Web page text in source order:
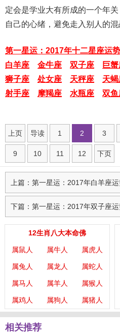
定会是学业大有所成的一个年
自己的心绪，避免走入别人的混
第一星运：2017年十二星座运势
白羊座
金牛座 双子座
巨
狮子座
处女座 天秤座
天
射手座
摩羯座 水瓶座 双鱼
上页 导读 1 2 3
9 10 11 12 下页
上篇：第一星运：2017年白羊座
下篇：第一星运：2017年双子座
12生肖八大本命佛
属鼠人 属牛人 属虎人
属兔人 属龙人 属蛇人
属马人 属羊人 属猴人
属鸡人 属狗人 属猪人
相关推荐